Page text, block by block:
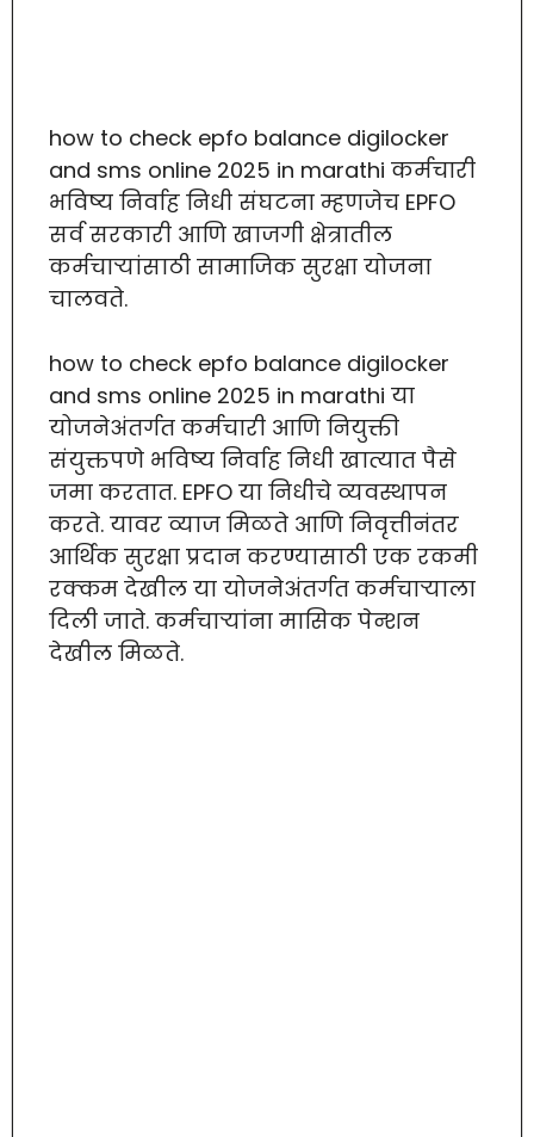
how to check epfo balance digilocker
and sms online 2025 in marathi कर्मचारी
भविष्य निर्वाह निधी संघटना म्हणजेच EPFO
सर्व सरकारी आणि खाजगी क्षेत्रातील
कर्मचाऱ्यांसाठी सामाजिक सुरक्षा योजना
चालवते.
how to check epfo balance digilocker
and sms online 2025 in marathi या
योजनेअंतर्गत कर्मचारी आणि नियुक्ती
संयुक्तपणे भविष्य निर्वाह निधी खात्यात पैसे
जमा करतात. EPFO या निधीचे व्यवस्थापन
करते. यावर व्याज मिळते आणि निवृत्तीनंतर
आर्थिक सुरक्षा प्रदान करण्यासाठी एक रकमी
रक्कम देखील या योजनेअंतर्गत कर्मचाऱ्याला
दिली जाते. कर्मचाऱ्यांना मासिक पेन्शन
देखील मिळते.